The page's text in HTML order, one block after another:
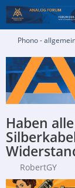
Phono -
Haben
RobertGY